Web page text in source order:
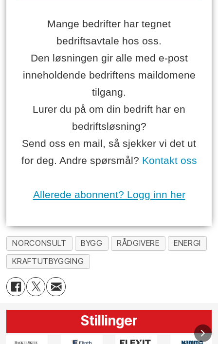
Mange bedrifter har tegnet
bedriftsavtale hos oss.
Den løsningen gir alle med e-post
inneholdende bedriftens maildomene
tilgang.
Lurer du på om din bedrift har en
bedriftsløsning?
Send oss en mail, så sjekker vi det ut
for deg. Andre spørsmål? Kontakt oss
Allerede abonnent? Logg inn her
NORCONSULT BYGG RÅDGIVERE
ENERGI
KRAFTUTBYGGING
Stillinger